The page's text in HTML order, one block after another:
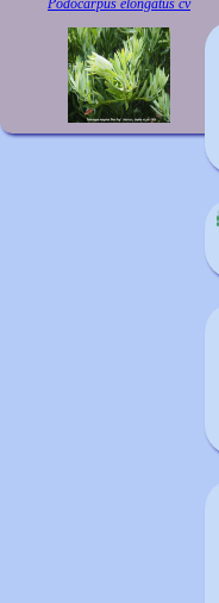
Podocarpus elongatus cv